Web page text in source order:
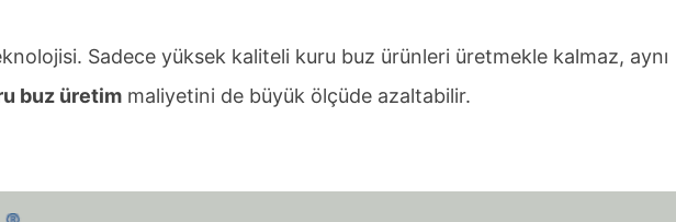
Sadece yüksek kaliteli kuru buz ürünleri üretmekle kalmaz, aynı
buz üretim maliyetini de büyük ölçüde azaltabilir.